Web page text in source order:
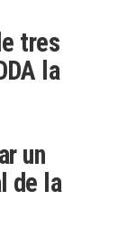
tres
la
un
de la